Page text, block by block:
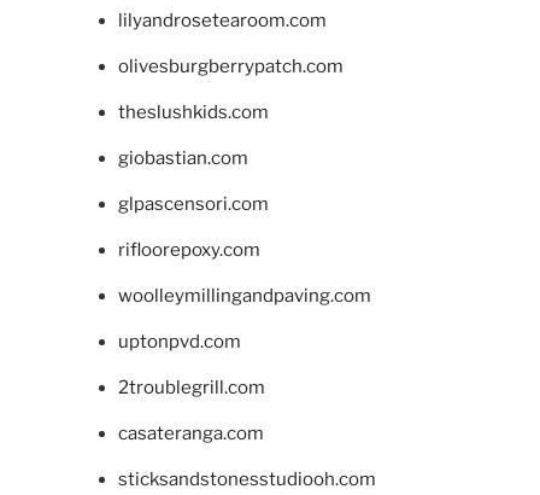
lilyandrosetearoom.com
olivesburgberrypatch.com
theslushkids.com
giobastian.com
glpascensori.com
rifloorepoxy.com
woolleymillingandpaving.com
uptonpvd.com
2troublegrill.com
casateranga.com
sticksandstonesstudiooh.com